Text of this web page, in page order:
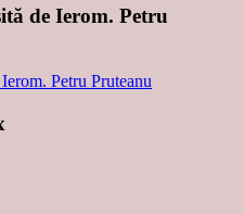
de Ierom. Petru